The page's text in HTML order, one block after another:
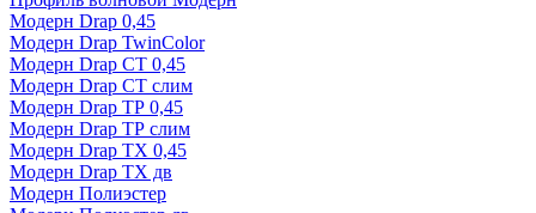
Модерн Drap 0,45
Модерн Drap TwinColor
Модерн Drap СТ 0,45
Модерн Drap СТ слим
Модерн Drap ТР 0,45
Модерн Drap ТР слим
Модерн Drap ТХ 0,45
Модерн Drap ТХ дв
Модерн Полиэстер